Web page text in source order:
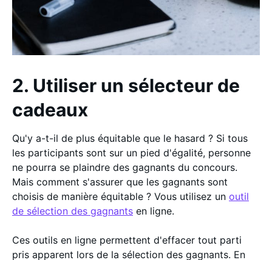
2. Utiliser un sélecteur de
cadeaux
Qu'y a-t-il de plus équitable que le hasard ? Si tous
les participants sont sur un pied d'égalité, personne
ne pourra se plaindre des gagnants du concours.
Mais comment s'assurer que les gagnants sont
choisis de manière équitable ? Vous utilisez un outil
de sélection des gagnants en ligne.
Ces outils en ligne permettent d'effacer tout parti
pris apparent lors de la sélection des gagnants. En